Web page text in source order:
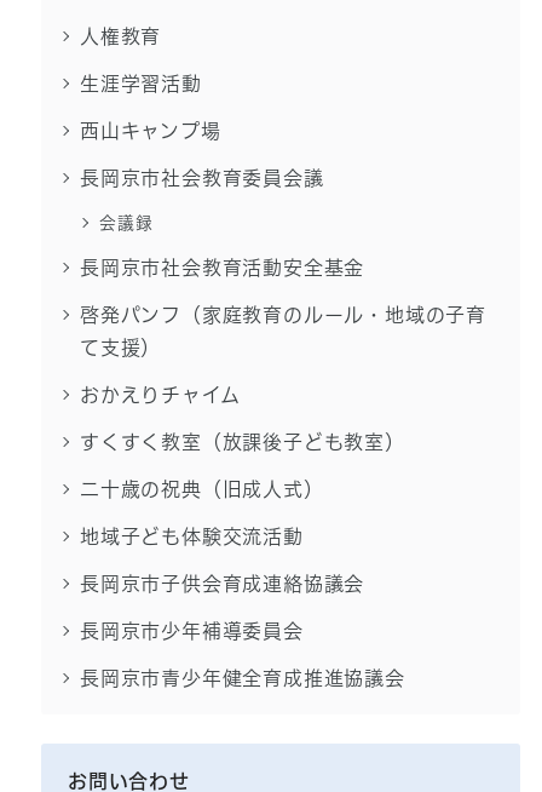
人権教育
生涯学習活動
西山キャンプ場
長岡京市社会教育委員会議
会議録
長岡京市社会教育活動安全基金
啓発パンフ（家庭教育のルール・地域の子育
て支援）
おかえりチャイム
すくすく教室（放課後子ども教室）
二十歳の祝典（旧成人式）
地域子ども体験交流活動
長岡京市子供会育成連絡協議会
長岡京市少年補導委員会
長岡京市青少年健全育成推進協議会
お問い合わせ